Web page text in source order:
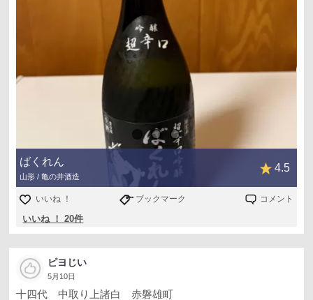
ばくれん
山形 / 亀の井酒造
4.5
いいね ！ ブックマーク コメント
いいね ！ 20件
ピヨじい
5月10日
十四代 中取り上諸白 赤磐雄町